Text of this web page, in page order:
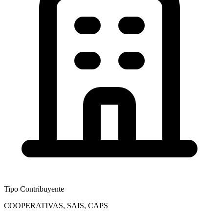
Tipo Contribuyente
COOPERATIVAS, SAIS, CAPS